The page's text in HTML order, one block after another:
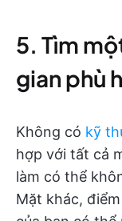
5. Tìm
gian phù
Không có kỹ
hợp với tất cả
làm có thể
Mặt khác,